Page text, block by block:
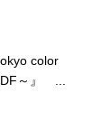
color
～』 ...